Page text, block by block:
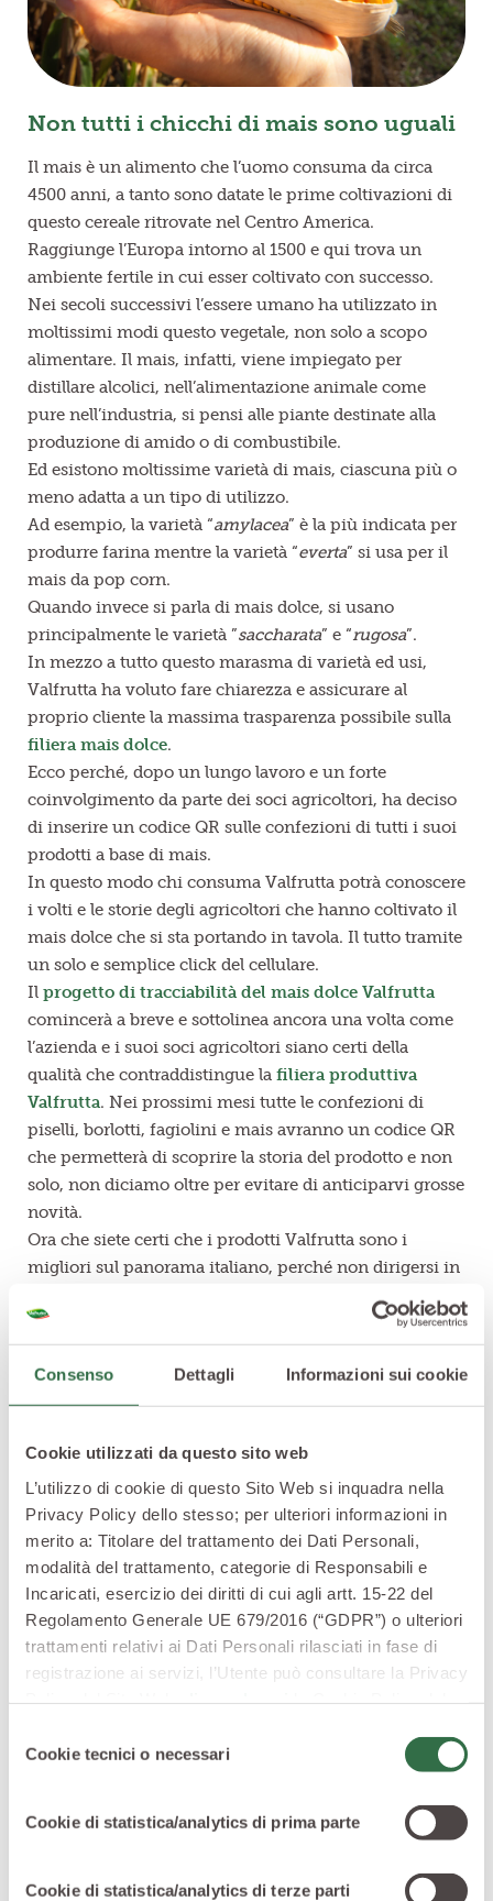
Consenso Dettagli Informazioni sui cookie
Cookie utilizzati da questo sito web
L’utilizzo di cookie di questo Sito Web si inquadra nella
Privacy Policy dello stesso; per ulteriori informazioni in
merito a: Titolare del trattamento dei Dati Personali,
modalità del trattamento, categorie di Responsabili e
Incaricati, esercizio dei diritti di cui agli artt. 15-22 del
Regolamento Generale UE 679/2016 (“GDPR”) o ulteriori
trattamenti relativi ai Dati Personali rilasciati in fase di
registrazione ai servizi, l’Utente può consultare la Privacy
specifiche per i servizi forniti tramite il Sito Web.
delCookie tecnici o necessari
Cookie di statistica/analytics di prima parte
Cookie di statistica/analytics di terze parti
Non tutti i chicchi di mais sono uguali
Il mais è un alimento che l’uomo consuma da circa
4500 anni, a tanto sono datate le prime coltivazioni di
questo cereale ritrovate nel Centro America.
Raggiunge l’Europa intorno al 1500 e qui trova un
ambiente fertile in cui esser coltivato con successo.
Nei secoli successivi l’essere umano ha utilizzato in
moltissimi modi questo vegetale, non solo a scopo
alimentare. Il mais, infatti, viene impiegato per
distillare alcolici, nell’alimentazione animale come
pure nell’industria, si pensi alle piante destinate alla
produzione di amido o di combustibile.
Ed esistono moltissime varietà di mais, ciascuna più o
meno adatta a un tipo di utilizzo.
Ad esempio, la varietà “amylacea” è la più indicata per
produrre farina mentre la varietà “everta” si usa per il
mais da pop corn.
Quando invece si parla di mais dolce, si usano
principalmente le varietà ”saccharata” e “rugosa”.
In mezzo a tutto questo marasma di varietà ed usi,
Valfrutta ha voluto fare chiarezza e assicurare al
proprio cliente la massima trasparenza possibile sulla
filiera mais dolce.
Ecco perché, dopo un lungo lavoro e un forte
coinvolgimento da parte dei soci agricoltori, ha deciso
di inserire un codice QR sulle confezioni di tutti i suoi
prodotti a base di mais.
In questo modo chi consuma Valfrutta potrà conoscere
i volti e le storie degli agricoltori che hanno coltivato il
mais dolce che si sta portando in tavola. Il tutto tramite
un solo e semplice click del cellulare.
Il progetto di tracciabilità del mais dolce Valfrutta
comincerà a breve e sottolinea ancora una volta come
l’azienda e i suoi soci agricoltori siano certi della
qualità che contraddistingue la filiera produttiva
Valfrutta. Nei prossimi mesi tutte le confezioni di
piselli, borlotti, fagiolini e mais avranno un codice QR
che permetterà di scoprire la storia del prodotto e non
solo, non diciamo oltre per evitare di anticiparvi grosse
novità.
Ora che siete certi che i prodotti Valfrutta sono i
migliori sul panorama italiano, perché non dirigersi in
Un intero menù a base di mais dolce
Il mais può essere usato in moltissime preparazioni
culinarie, risultando un ingrediente semplice ma
Con il mais si prepara una farina che sta alla base di
sbrisolona, un dolce originario del mantovano.